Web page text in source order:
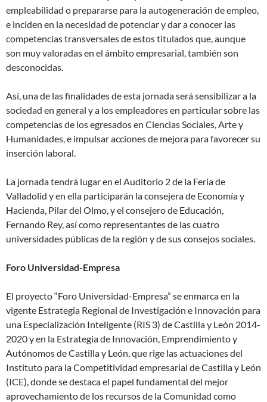
empleabilidad o prepararse para la autogeneración de empleo,
e inciden en la necesidad de potenciar y dar a conocer las
competencias transversales de estos titulados que, aunque
son muy valoradas en el ámbito empresarial, también son
desconocidas.
Así, una de las finalidades de esta jornada será sensibilizar a la
sociedad en general y a los empleadores en particular sobre las
competencias de los egresados en Ciencias Sociales, Arte y
Humanidades, e impulsar acciones de mejora para favorecer su
inserción laboral.
La jornada tendrá lugar en el Auditorio 2 de la Feria de
Valladolid y en ella participarán la consejera de Economía y
Hacienda, Pilar del Olmo, y el consejero de Educación,
Fernando Rey, así como representantes de las cuatro
universidades públicas de la región y de sus consejos sociales.
Foro Universidad-Empresa
El proyecto “Foro Universidad-Empresa” se enmarca en la
vigente Estrategia Regional de Investigación e Innovación para
una Especialización Inteligente (RIS 3) de Castilla y León 2014-
2020 y en la Estrategia de Innovación, Emprendimiento y
Autónomos de Castilla y León, que rige las actuaciones del
Instituto para la Competitividad empresarial de Castilla y León
(ICE), donde se destaca el papel fundamental del mejor
aprovechamiento de los recursos de la Comunidad como